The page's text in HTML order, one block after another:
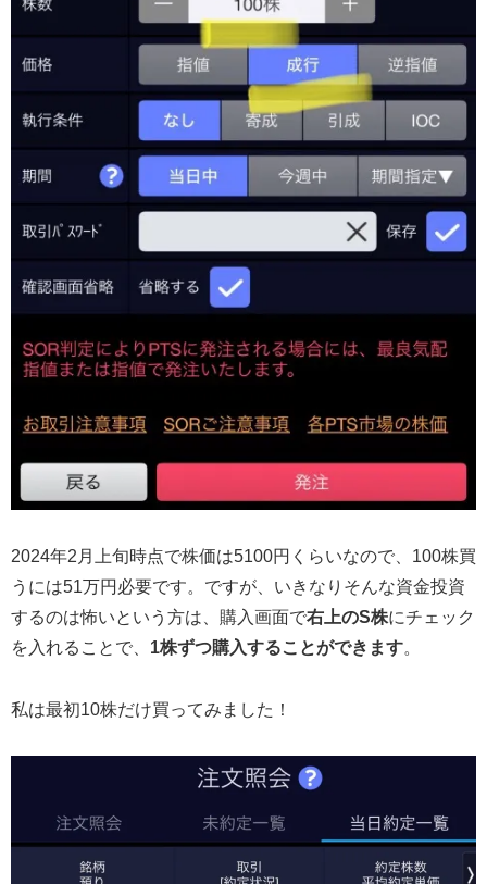
2024年2月上旬時点で株価は5100円くらいなので、100株買
うには51万円必要です。ですが、いきなりそんな資金投資
するのは怖いという方は、購入画面で右上のS株にチェック
を入れることで、 1株ずつ購入することができます。
私は最初10株だけ買ってみました！